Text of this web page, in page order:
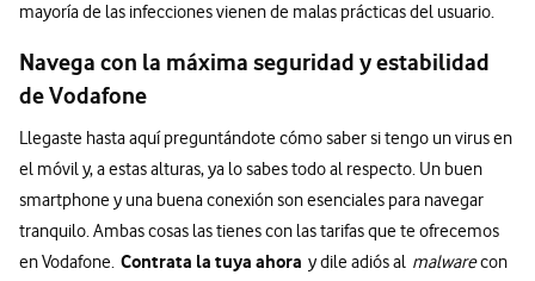
mayoría de las infecciones vienen de malas prácticas del usuario.
Navega con la máxima seguridad y estabilidad
de Vodafone
Llegaste hasta aquí preguntándote cómo saber si tengo un virus en
el móvil y, a estas alturas, ya lo sabes todo al respecto. Un buen
smartphone y una buena conexión son esenciales para navegar
tranquilo. Ambas cosas las tienes con las tarifas que te ofrecemos
en Vodafone. Contrata la tuya ahora y dile adiós al malwarecon